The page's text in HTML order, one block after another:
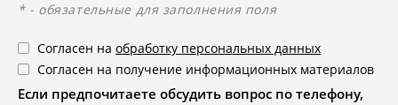
* - обязательные для заполнения поля
Согласен на обработку персональных данных
Согласен на получение информационных материалов
Если предпочитаете обсудить вопрос по телефону,